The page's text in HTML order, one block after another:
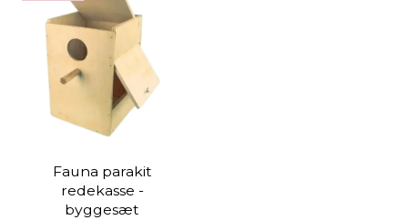
Fauna parakit
redekasse -
byggesæt